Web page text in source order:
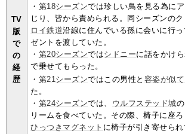
TV
版
で
の
経
歴
・ 第18シーズンでは珍しい鳥を見る為に
じり、皆から責められる。同シーズンの
ロイ鉄道沿線に住んでいる孫に会いに行
ゼントを渡していた。
・ 第20シーズンではシドニーに話をかけら
で乗せてもらった。
・ 第21シーズンではこの男性と 容姿が似
た。
・ 第24シーズンでは、 ウルフステッド城
リームを食べていた。その際、椅子に座ろ
ひっつきマグネット に椅子が引き寄せら